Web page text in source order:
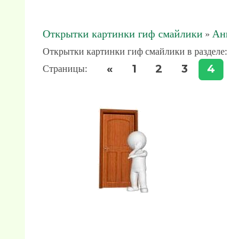
Открытки картинки гиф смайлики »
Открытки картинки гиф смайлики в разделе:
Страницы: « 1 2 3 4